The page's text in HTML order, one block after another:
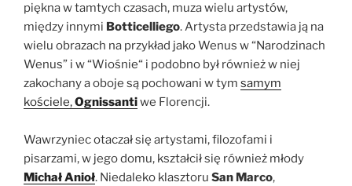
piękna w tamtych czasach, muza wielu artystów,
między innymi Botticelliego. Artysta przedstawia ją na
wielu obrazach na przykład jako Wenus w “Narodzinach
Wenus” i w “Wiośnie“ i podobno był również w niej
zakochany a oboje są pochowani w tym samym
kościele,Ognissantiwe Florencji.
Wawrzyniec otaczał się artystami, filozofami i
pisarzami, w jego domu, kształcił się również młody
Michał Anioł. Niedaleko klasztoru San Marco,